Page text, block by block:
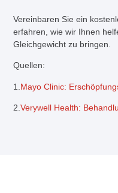
Vereinbaren Sie ein
erfahren, wie wir Ihnen
Gleichgewicht zu bringen.
Quellen:
1. Mayo Clinic:
2.Verywell Health: